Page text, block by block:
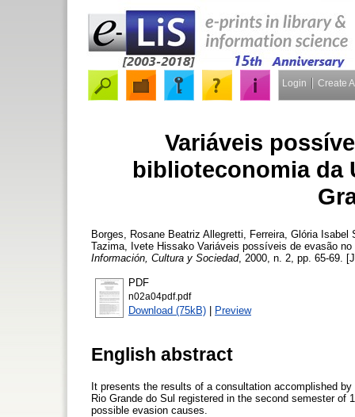
Login Create
Variáveis
biblioteconomia da
Borges, Rosane Beatriz Allegretti
Ferreira, Glória Isabel
Tazima, Ivete Hissako Variáveis possíveis de evasão
Información, Cultura y Sociedad, 2000, n. 2, pp. 65-69.
PDF
n02a04pdf.pdf
Download (75kB) | Preview
English abstract
It presents the results of a consultation accomplished
Rio Grande do Sul registered in the second semester
possible evasion causes.